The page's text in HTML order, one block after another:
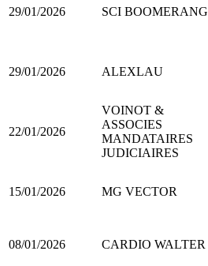
29/01/2026 SCI BOOMERANG
29/01/2026 ALEXLAU
22/01/2026
VOINOT &
ASSOCIES
MANDATAIRES
JUDICIAIRES
15/01/2026 MG VECTOR
08/01/2026 CARDIO WALTER